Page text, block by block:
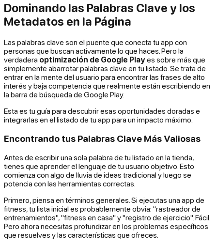
Dominando las Palabras Clave y los
Metadatos en la Página
Las palabras clave son el puente que conecta tu app con
personas que buscan activamente lo que haces. Pero la
verdadera optimización de Google Play es sobre más que
simplemente abarrotar palabras clave en tu listado. Se trata de
entrar en la mente del usuario para encontrar las frases de alto
interés y baja competencia que realmente están escribiendo en
la barra de búsqueda de Google Play.
Esta es tu guía para descubrir esas oportunidades doradas e
integrarlas en el listado de tu app para un impacto máximo.
Encontrando tus Palabras Clave Más Valiosas
Antes de escribir una sola palabra de tu listado en la tienda,
tienes que aprender el lenguaje de tu usuario objetivo. Esto
comienza con algo de lluvia de ideas tradicional y luego se
potencia con las herramientas correctas.
Primero, piensa en términos generales. Si ejecutas una app de
fitness, tu lista inicial es probablemente obvia: "rastreador de
entrenamientos", "fitness en casa" y "registro de ejercicio". Fácil.
Pero ahora necesitas profundizar en los problemas específicos
que resuelves y las características que ofreces.